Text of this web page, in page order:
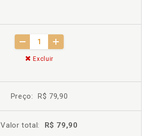
Excluir
Preço: R$ 79,90
Valor total: R$ 79,90